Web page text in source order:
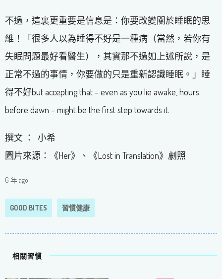
不過，這裏更重要是信息是：你要改變關於睡眠的思
維！「很多人以為睡得不好是一種病（當然，若你有
失眠問題最好看醫生），其實那不過如上述所說，是
正常不過的事情，你要做的只是重新認識睡眠。」睡
得不好but accepting that – even as you lie awake, hours
before dawn – might be the first step towards it.
撰文 ： 小希
圖片來源：《Her》、《Lost in Translation》劇照
6 年 ago
GOOD BITES 習慣健康
相關習慣